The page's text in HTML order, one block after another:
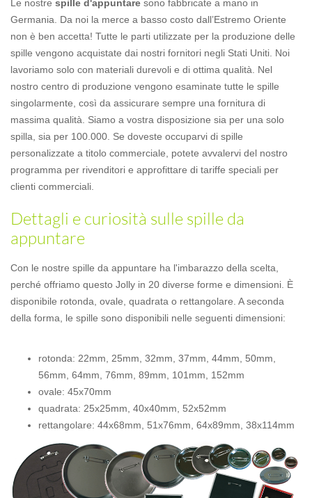
Le nostre spille d'appuntare sono fabbricate a mano in
Germania. Da noi la merce a basso costo dall’Estremo Oriente
non è ben accetta! Tutte le parti utilizzate per la produzione delle
spille vengono acquistate dai nostri fornitori negli Stati Uniti. Noi
lavoriamo solo con materiali durevoli e di ottima qualità. Nel
nostro centro di produzione vengono esaminate tutte le spille
singolarmente, così da assicurare sempre una fornitura di
massima qualità. Siamo a vostra disposizione sia per una solo
spilla, sia per 100.000. Se doveste occuparvi di spille
personalizzate a titolo commerciale, potete avvalervi del nostro
programma per rivenditori e approfittare di tariffe speciali per
clienti commerciali.
Dettagli e curiosità sulle spille da
appuntare
Con le nostre spille da appuntare ha l'imbarazzo della scelta,
perché offriamo questo Jolly in 20 diverse forme e dimensioni. È
disponibile rotonda, ovale, quadrata o rettangolare. A seconda
della forma, le spille sono disponibili nelle seguenti dimensioni:
rotonda: 22mm, 25mm, 32mm, 37mm, 44mm, 50mm,
56mm, 64mm, 76mm, 89mm, 101mm, 152mm
ovale: 45x70mm
quadrata: 25x25mm, 40x40mm, 52x52mm
rettangolare: 44x68mm, 51x76mm, 64x89mm, 38x114mm